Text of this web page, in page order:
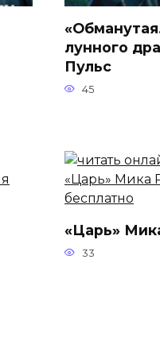
лунного
Пульс
45
«Царь»
33